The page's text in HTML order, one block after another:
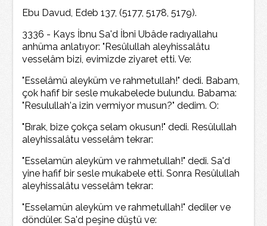
Ebu Davud, Edeb 137, (5177, 5178, 5179).
3336 - Kays İbnu Sa'd İbni Ubâde radıyallahu
anhüma anlatıyor: "Resûlullah aleyhissalâtu
vesselâm bizi, evimizde ziyaret etti. Ve:
"Esselâmü aleyküm ve rahmetullah!" dedi. Babam,
çok hafif bir sesle mukabelede bulundu. Babama:
"Resulullah'a izin vermiyor musun?" dedim. O:
"Bırak, bize çokça selam okusun!" dedi. Resûlullah
aleyhissalâtu vesselâm tekrar:
"Esselamün aleyküm ve rahmetullah!" dedi. Sa'd
yine hafif bir sesle mukabele etti. Sonra Resûlullah
aleyhissalâtu vesselâm tekrar:
"Esselamün aleyküm ve rahmetullah!" dediler ve
döndüler. Sa'd peşine düştü ve: